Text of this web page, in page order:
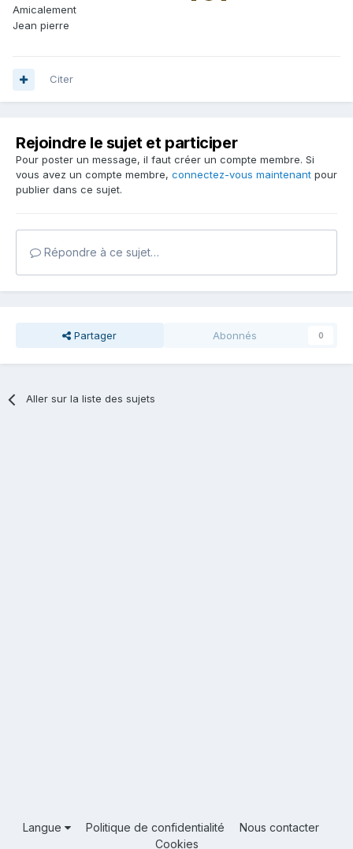
Amicalement
Jean pierre
Citer
Rejoindre le sujet et participer
Pour poster un message, il faut créer un compte membre. Si
vous avez un compte membre, connectez-vous maintenant pour
publier dans ce sujet.
Répondre à ce sujet…
Partager Abonnés 0
Aller sur la liste des sujets
Langue Politique de confidentialité
Nous contacter
Cookies